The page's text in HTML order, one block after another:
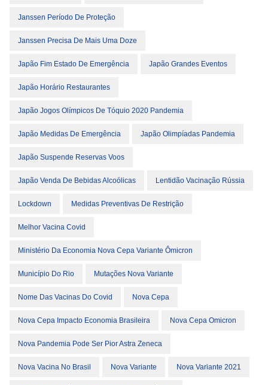
Janssen Período De Proteção
Janssen Precisa De Mais Uma Doze
Japão Fim Estado De Emergência Japão Grandes Eventos
Japão Horário Restaurantes
Japão Jogos Olímpicos De Tóquio 2020 Pandemia
Japão Medidas De Emergência Japão Olimpíadas Pandemia
Japão Suspende Reservas Voos
Japão Venda De Bebidas Alcoólicas Lentidão Vacinação Rússia
Lockdown Medidas Preventivas De Restrição
Melhor Vacina Covid
Ministério Da Economia Nova Cepa Variante Ômicron
Município Do Rio Mutações Nova Variante
Nome Das Vacinas Do Covid Nova Cepa
Nova Cepa Impacto Economia Brasileira Nova Cepa Omicron
Nova Pandemia Pode Ser Pior Astra Zeneca
Nova Vacina No Brasil Nova Variante Nova Variante 2021